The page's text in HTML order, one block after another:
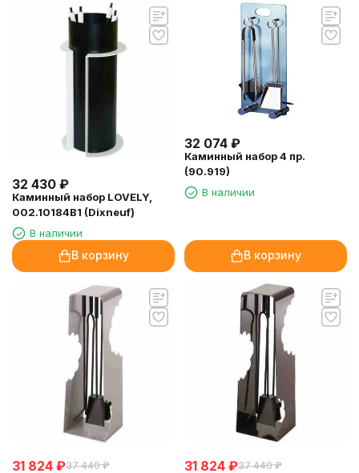
32 430 ₽
Каминный набор LOVELY,
002.10184B1 (Dixneuf)
В наличии
В корзину
32 074 ₽
Каминный набор 4 пр.
(90.919)
В наличии
В корзину
31 824 ₽37 440 ₽ 31 824 ₽37 440 ₽